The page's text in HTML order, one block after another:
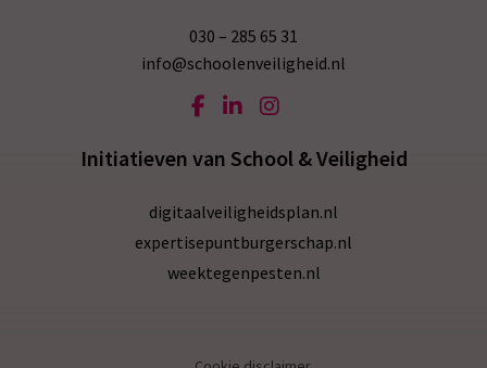
030 – 285 65 31
info@schoolenveiligheid.nl
Initiatieven van School & Veiligheid
digitaalveiligheidsplan.nl
expertisepuntburgerschap.nl
weektegenpesten.nl